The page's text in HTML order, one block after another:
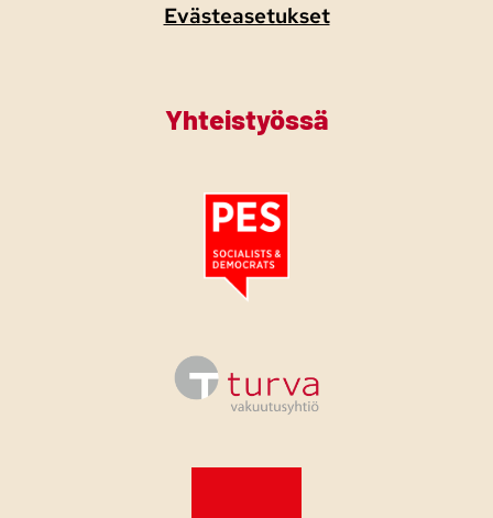
Evästeasetukset
Yhteistyössä
Tutustu PES:n periaatejulistukseen